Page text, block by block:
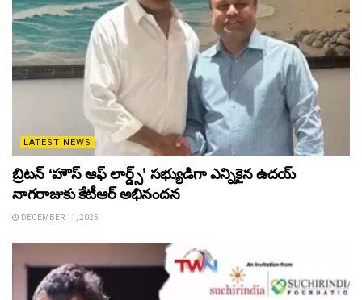
LATEST NEWS
బ్రిటన్ ‘హౌస్ ఆఫ్ లార్డ్స్’ సభ్యుడిగా ఎన్నికైన ఉదయ్
నాగరాజుకు కేటీఆర్ అభినందన
DECEMBER 11, 2025